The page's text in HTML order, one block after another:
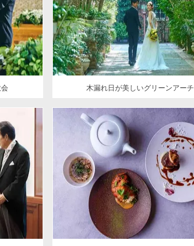
木漏れ日が美しいグリーンアーチ